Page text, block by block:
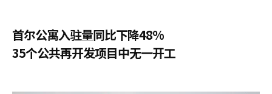
首尔公寓入驻量同比下降48%
35个公共再开发项目中无一开工